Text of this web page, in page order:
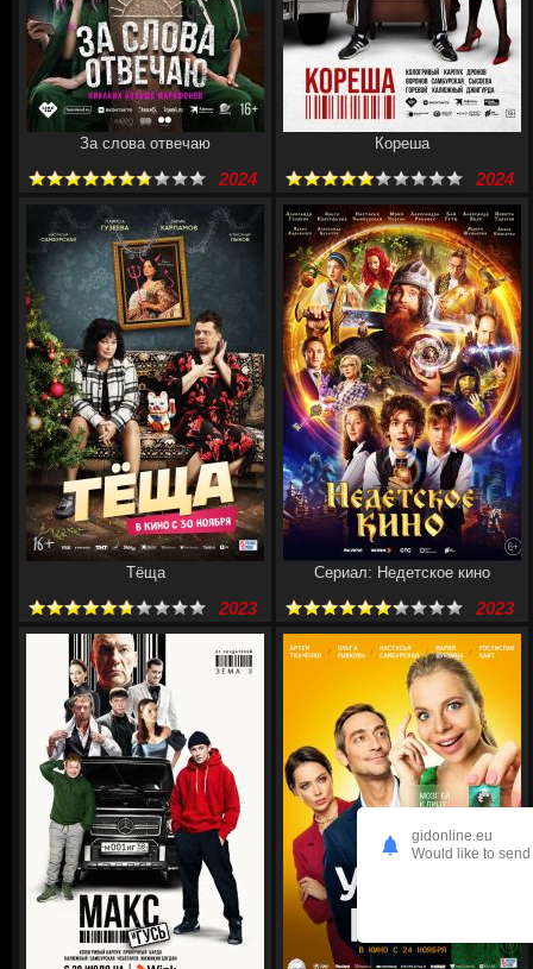
За слова отвечаю
2024
Кореша
2024
Тёща
2023
Сериал: Недетское кино
2023
gidonline.eu
Would like to